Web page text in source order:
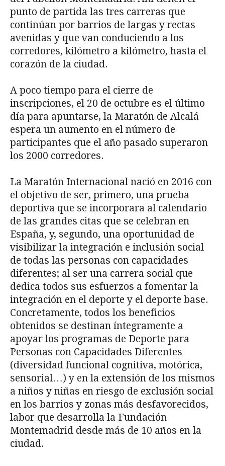
punto de partida las tres carreras que
continúan por barrios de largas y rectas
avenidas y que van conduciendo a los
corredores, kilómetro a kilómetro, hasta el
corazón de la ciudad.
A poco tiempo para el cierre de
inscripciones, el 20 de octubre es el último
día para apuntarse, la Maratón de Alcalá
espera un aumento en el número de
participantes que el año pasado superaron
los 2000 corredores.
La Maratón Internacional nació en 2016 con
el objetivo de ser, primero, una prueba
deportiva que se incorporara al calendario
de las grandes citas que se celebran en
España, y, segundo, una oportunidad de
visibilizar la integración e inclusión social
de todas las personas con capacidades
diferentes; al ser una carrera social que
dedica todos sus esfuerzos a fomentar la
integración en el deporte y el deporte base.
Concretamente, todos los beneficios
obtenidos se destinan íntegramente a
apoyar los programas de Deporte para
Personas con Capacidades Diferentes
(diversidad funcional cognitiva, motórica,
sensorial…) y en la extensión de los mismos
a niños y niñas en riesgo de exclusión social
en los barrios y zonas más desfavorecidos,
labor que desarrolla la Fundación
Montemadrid desde más de 10 años en la
ciudad.